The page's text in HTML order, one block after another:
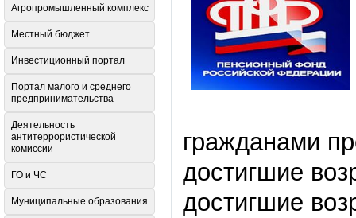
гражданами
достигшие
достигшие
Агропромышленный комплекс
Местный бюджет
Инвестиционный портал
Портал малого и среднего
предпринимательства
Деятельность
антитеррористической
комиссии
ГО и ЧС
Муниципальные образования